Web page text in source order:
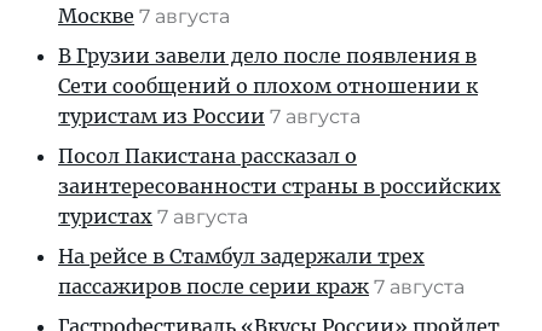
Москве 7 августа
В Грузии завели дело после появления в
Сети сообщений о плохом отношении к
туристам из России 7 августа
Посол Пакистана рассказал о
заинтересованности страны в российских
туристах 7 августа
На рейсе в Стамбул задержали трех
пассажиров после серии краж 7 августа